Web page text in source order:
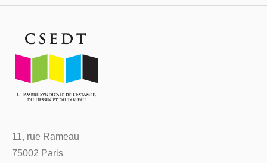
11, rue Rameau
75002 Paris